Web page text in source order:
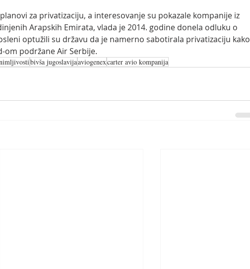
za privatizaciju, a interesovanje su pokazale kompanije iz
Arapskih Emirata, vlada je 2014. godine donela odluku o
optužili su državu da je namerno sabotirala privatizaciju kako
om podržane Air Serbije.
bivša jugoslavijaaviogenexcarter avio kompanija